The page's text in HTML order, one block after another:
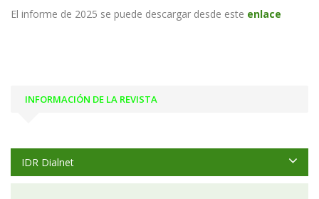
El informe de 2025 se puede descargar desde este enlace
INFORMACIÓN DE LA REVISTA
IDR Dialnet